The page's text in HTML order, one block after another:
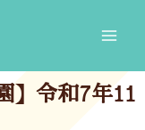
】令和7年11